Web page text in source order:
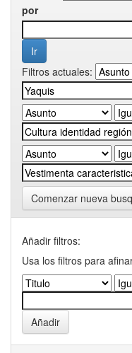
por
Filtros actuales:
Comenzar nueva
Añadir filtros:
Usa los filtros para